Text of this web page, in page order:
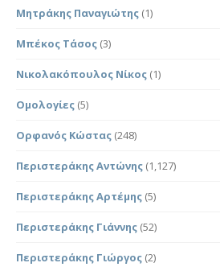
Μητράκης Παναγιώτης (1)
Μπέκος Τάσος (3)
Νικολακόπουλος Νίκος (1)
Ομολογίες (5)
Ορφανός Κώστας (248)
Περιστεράκης Αντώνης (1,127)
Περιστεράκης Αρτέμης (5)
Περιστεράκης Γιάννης (52)
Περιστεράκης Γιώργος (2)